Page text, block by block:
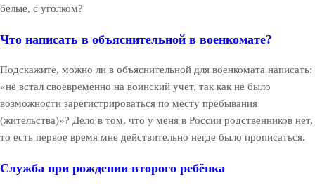
белые, с уголком?
Что написать в объяснительной в военкомате?
Подскажите, можно ли в объяснительной для военкомата написать:
«не встал своевременно на воинский учет, так как не было
возможности зарегистрироваться по месту пребывания
(жительства)»? Дело в том, что у меня в России родственников нет,
то есть первое время мне действительно негде было прописаться.
Служба при рождении второго ребёнка